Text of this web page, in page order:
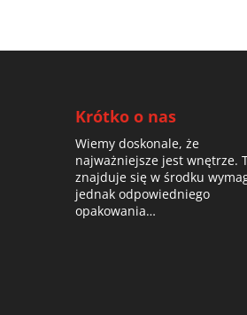
Krótko o nas
Wiemy doskonale, że
najważniejsze jest wnętrze.
znajduje się w środku
jednak odpowiedniego
opakowania…